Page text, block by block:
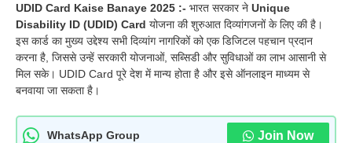
UDID Card Kaise Banaye 2025 :- भारत सरकार ने Unique
Disability ID (UDID) Card योजना की शुरुआत दिव्यांगजनों के लिए की है।
इस कार्ड का मुख्य उद्देश्य सभी दिव्यांग नागरिकों को एक डिजिटल पहचान प्रदान
करना है, जिससे उन्हें सरकारी योजनाओं, सब्सिडी और सुविधाओं का लाभ आसानी से
मिल सके। UDID Card पूरे देश में मान्य होता है और इसे ऑनलाइन माध्यम से
बनवाया जा सकता है।
WhatsApp Group Join Now